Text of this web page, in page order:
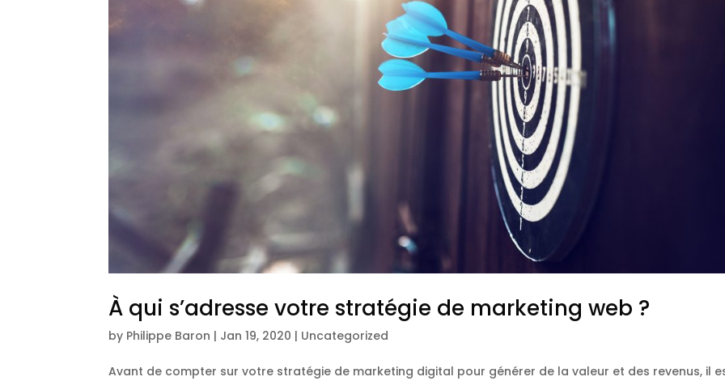
À qui s’adresse votre stratégie de marketing web ?
by Philippe Baron | Jan 19, 2020 | Uncategorized
Avant de compter sur votre stratégie de marketing digital pour générer de la valeur et des revenus, il